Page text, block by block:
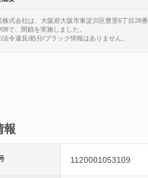
株式会社は、大阪府大阪市東淀川区豊里6丁目28
で、閉鎖を実施しました。
法令違反/処分/ブラック情報はありません。
報
1120001053109